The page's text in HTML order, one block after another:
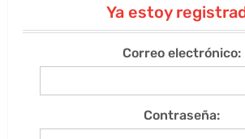
Ya estoy
Correo electrónico:
Contraseña: